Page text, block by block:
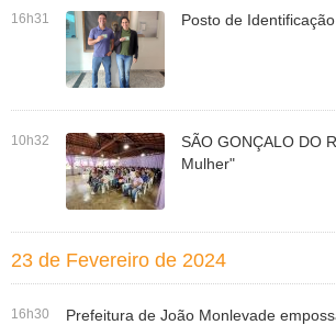
16h31 Posto de
10h32
SÃO GONÇALO DO
Mulher"
23 de Fevereiro de 2024
16h30 Prefeitura de João Monlevade